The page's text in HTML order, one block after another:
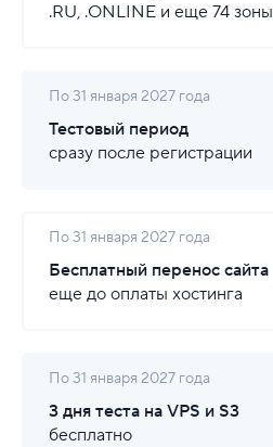
.RU, .ONLINE и еще 74 зоны
По 31 января 2027 года
Тестовый период
сразу после регистрации
По 31 января 2027 года
Бесплатный перенос сайта
еще до оплаты хостинга
По 31 января 2027 года
3 дня теста на VPS и S3
бесплатно